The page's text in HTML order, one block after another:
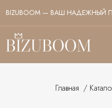
BIZUBOOM — ВАШ
Главная /